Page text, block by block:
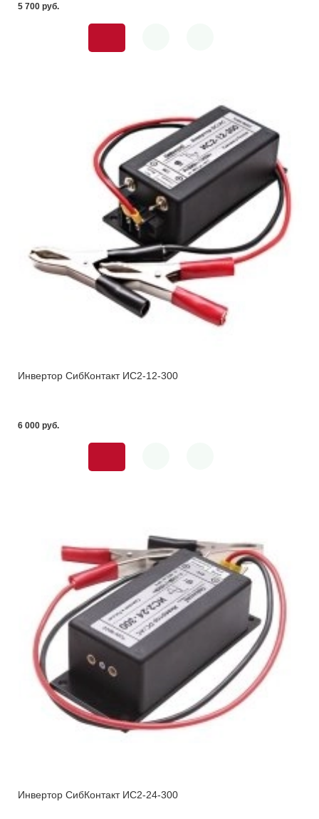
5 700 pуб.
Инвертор СибКонтакт ИС2-12-300
6 000 pуб.
Инвертор СибКонтакт ИС2-24-300